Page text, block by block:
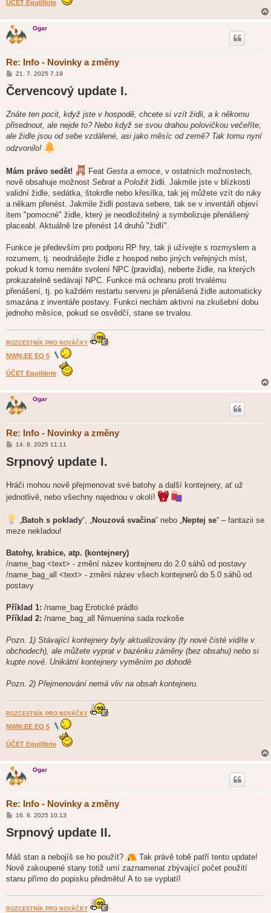
ÚČET Equilibrie
Ogar
Re: Info - Novinky a změny
P
í
s
v
e
21. 7. 2025 7.19
Červencový update I.
Znáte ten pocit, když jste v hospodě, chcete si vzít židli, a k někomu
přisednout, ale nejde to? Nebo když se svou drahou polovičkou večeříte,
ale židle jsou od sebe vzdálené, asi jako měsíc od země? Tak tomu nyní
odzvonilo!
Mám právo sedět! Feat Gesta a emoce, v ostatních možnostech,
nově obsahuje možnost Sebrat a Položit židli. Jakmile jste v blízkosti
validní židle, sedátka, štokrdle nebo křesílka, tak jej můžete vzít do ruky
a někam přenést. Jakmile židli postava sebere, tak se v inventáři objeví
item "pomocné" židle, který je neodložitelný a symbolizuje přenášený
placeabl. Aktuálně lze přenést 14 druhů "židlí".
Funkce je především pro podporu RP hry, tak ji užívejte s rozmyslem a
rozumem, tj. neodnášejte židle z hospod nebo jiných veřejných míst,
pokud k tomu nemáte svolení NPC (pravidla), neberte židle, na kterých
prokazatelně sedávají NPC. Funkce má ochranu proti trvalému
přenášení, tj. po každém restartu serveru je přenášená židle automaticky
smazána z inventáře postavy. Funkci nechám aktivní na zkušební dobu
jednoho měsíce, pokud se osvědčí, stane se trvalou.
ROZCESTNÍK PRO NOVÁČKY
NWN:EE EQ 5
ÚČET Equilibrie
Ogar
Re: Info - Novinky a změny
P
í
s
ě
v
e
k
14. 8. 2025 11.11
Srpnový update I.
Hráči mohou nově přejmenovat své batohy a další kontejnery, ať už
jednotlivě, nebo všechny najednou v okolí!
„Batoh s poklady“, „Nouzová svačina“ nebo „Neptej se“ – fantazii se
meze nekladou!
Batohy, krabice, atp. (kontejnery)
/name_bag <text> - změní název kontejneru do 2.0 sáhů od postavy
/name_bag_all <text> - změní název všech kontejnerů do 5.0 sáhů od
postavy
Příklad 1: /name_bag Erotické prádlo
Příklad 2: /name_bag_all Nimuenina sada rozkoše
Pozn. 1) Stávající kontejnery byly aktualizovány (ty nové čisté vidíte v
obchodech), ale můžete vyprat v bazénku záměny (bez obsahu) nebo si
kupte nové. Unikátní kontejnery vyměním po dohodě.
Pozn. 2) Přejmenování nemá vliv na obsah kontejneru.
ROZCESTNÍK PRO NOVÁČKY
NWN:EE EQ 5
ÚČET Equilibrie
Ogar
Re: Info - Novinky a změny
P
í
s
v
e
16. 8. 2025 10.13
Srpnový update II.
Máš stan a nebojíš se ho použít?
Tak právě tobě patří tento update!
Nově zakoupené stany totiž umí zaznamenat zbývající počet použití
stanu přímo do popisku předmětu! A to se vyplatí!
ROZCESTNÍK PRO NOVÁČKY